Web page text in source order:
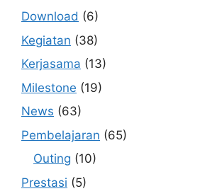
Download (6)
Kegiatan (38)
Kerjasama (13)
Milestone (19)
News (63)
Pembelajaran (65)
Outing (10)
Prestasi (5)